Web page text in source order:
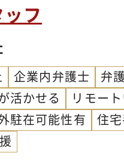
フ
企業内弁護士
弁
活かせる
リモー
駐在可能性有
住